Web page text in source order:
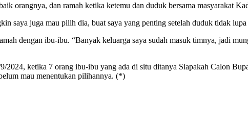
orangnya, dan ramah ketika ketemu dan duduk bersama masyarakat
saya juga mau pilih dia, buat saya yang penting setelah duduk tidak lupa
dengan ibu-ibu. “Banyak keluarga saya sudah masuk timnya, jadi
2024, ketika 7 orang ibu-ibu yang ada di situ ditanya Siapakah Calon
mau menentukan pilihannya. (*)